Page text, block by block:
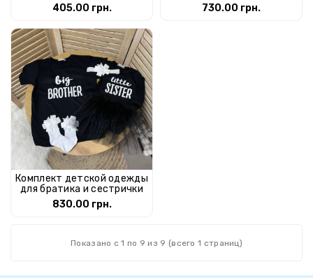
405.00 грн.
730.00 грн.
Комплект детской одежды
для братика и сестрички
830.00 грн.
Показано с 1 по 9 из 9 (всего 1 страниц)